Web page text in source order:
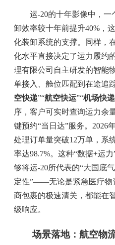
运-20的十年影像中，
卸效率较十年前提升40%，
化装卸系统的支撑。同样，
化水平直接决定了运力履约
理有限公司自主研发的智能
单接入、舱位匹配到在途追
空快递”“航空快运”“机场快递
序，客户可实时查询运力余
键预约“当日达”服务。2026
处理订单量突破12万单，系
率达98.7%。这种“数据+运
够将运-20所代表的“大国底
定性”——无论是紧急医疗物
商包裹的极速清关，都能在
级响应。
场景落地：航空物